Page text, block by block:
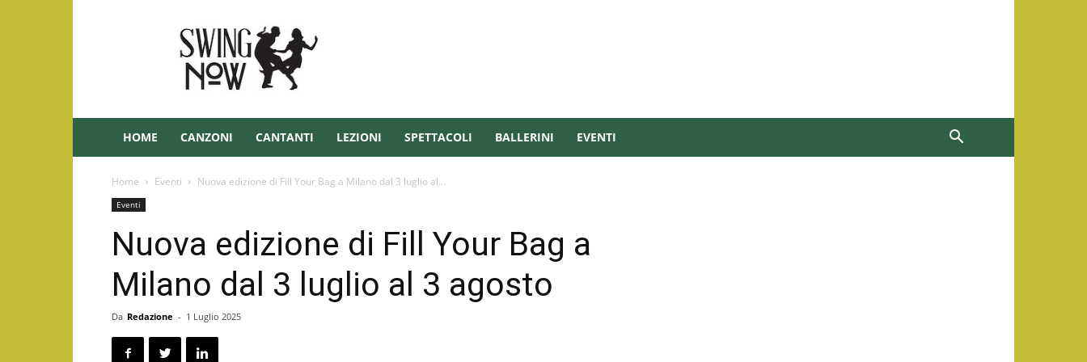
Swing
Swingnow.it
HOME CANZONI CANTANTI LEZIONI SPETTACOLI BALLERINI EVENTI
Home Eventi Nuova edizione di Fill Your Bag a Milano dal 3 luglio al...
Eventi
Nuova edizione di Fill Your Bag a
Milano dal 3 luglio al 3 agosto
Da Redazione - 1 Luglio 2025